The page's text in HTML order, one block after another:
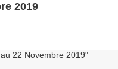
2019